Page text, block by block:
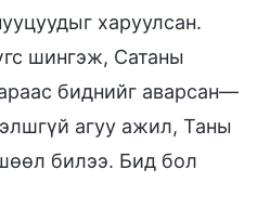
харуулсан.
шингэж, Сатаны
биднийг аварсан—
агуу ажил, Таны
билээ. Бид бол